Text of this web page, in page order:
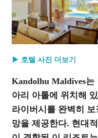
▶ 호텔 사진 더보기
Kandolhu Maldives
아리 아톨에 위치해
라이버시를 완벽히
망을 제공한다. 현대